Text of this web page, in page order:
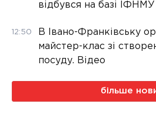
відбувся на базі ІФНМУ
12:50
В Івано-Франківську
майстер-клас зі
посуду. Відео
більше